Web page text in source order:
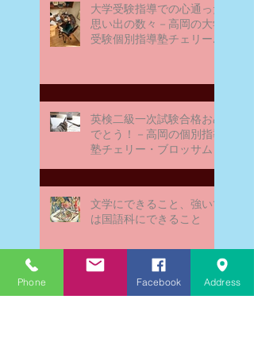
大学受験指導での心通った
思い出の数々－高岡の大学
受験個別指導塾チェリー・
英検二級一次試験合格おめ
でとう！－高岡の個別指導
塾チェリー・ブロッサム
文学にできること、強いて
は国語科にできること
文学学習の重要性 - 文学に
Phone Facebook Address